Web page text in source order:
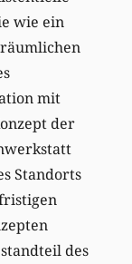
wie ein
mit
der
Standorts
des